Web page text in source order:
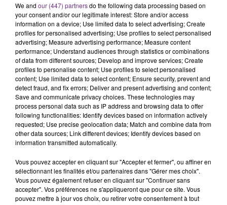
6h38
6h38
DJO
End Of Beginning
6h35
6h35
ALEX WARREN
Fever Dream
We and our (447) partnersdo the following data processing based on
your consent and/or our legitimate interest: Store and/or access
information on a device; Use limited data to select advertising; Create
profiles for personalised advertising; Use profiles to select personalised
advertising; Measure advertising performance; Measure content
performance; Understand audiences through statistics or combinations
of data from different sources; Develop and improve services; Create
profiles to personalise content; Use profiles to select personalised
content; Use limited data to select content; Ensure security, prevent and
detect fraud, and fix errors; Deliver and present advertising and content;
Save and communicate privacy choices. These technologies may
process personal data such as IP address and browsing data to offer
following functionalities: Identify devices based on information actively
requested; Use precise geolocation data; Match and combine data from
other data sources; Link different devices; Identify devices based on
information transmitted automatically.
Vous pouvez accepter en cliquant sur "Accepter et fermer", ou affiner en
sélectionnant les finalités et/ou partenaires dans "Gérer mes choix".
Vous pouvez également refuser en cliquant sur "Continuer sans
accepter". Vos préférences ne s'appliqueront que pour ce site. Vous
pouvez mettre à jour vos choix, ou retirer votre consentement à tout